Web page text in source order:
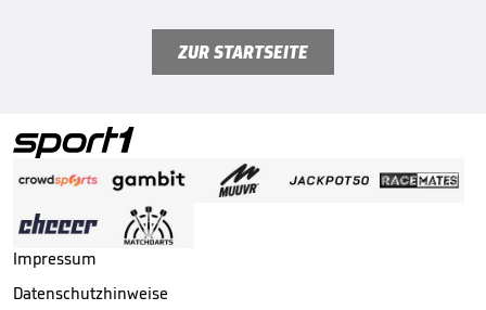
ZUR STARTSEITE
Impressum
Datenschutzhinweise